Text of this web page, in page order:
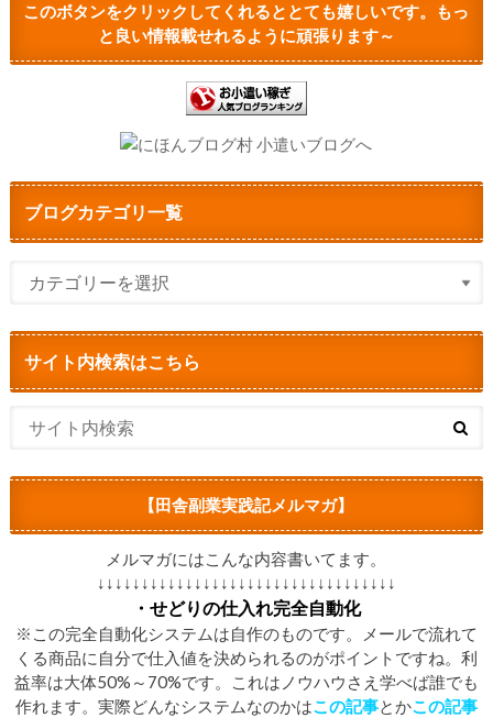
このボタンをクリックしてくれるととても嬉しいです。もっ
と良い情報載せれるように頑張ります～
ブログカテゴリ一覧
サイト内検索はこちら
【田舎副業実践記メルマガ】
メルマガにはこんな内容書いてます。
↓↓↓↓↓↓↓↓↓↓↓↓↓↓↓↓↓↓↓↓↓↓↓↓↓↓↓↓↓↓↓↓↓↓
・せどりの仕入れ完全自動化
※この完全自動化システムは自作のものです。メールで流れて
くる商品に自分で仕入値を決められるのがポイントですね。利
益率は大体50%～70%です。これはノウハウさえ学べば誰でも
作れます。実際どんなシステムなのかはこの記事とかこの記事